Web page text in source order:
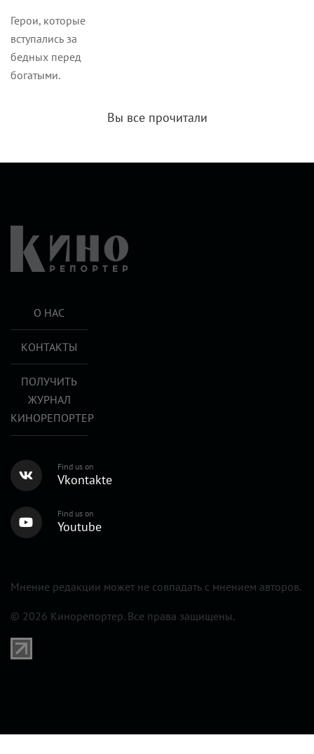
Герои, которые
вступались за
бедных перед
богатыми.
Вы все прочитали
О НАС
КОНТАКТЫ
ПОЛУЧИТЬ
ЖУРНАЛ
КИНОРЕПОРТЕР
Find us on
Vkontakte
Find us on
Youtube
Мнение редакции может не совпадать с мнением авторов.
© 2026 Кинорепортер. Все права защищены.